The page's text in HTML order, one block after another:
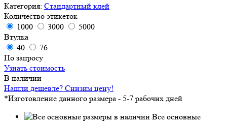
Категория: Стандартный клей
Количество этикеток
1000
3000
5000
Втулка
40
76
По запросу
Узнать стоимость
В наличии
Нашли дешевле? Снизим цену!
*Изготовление данного размера - 5-7 рабочих дней
Все основные